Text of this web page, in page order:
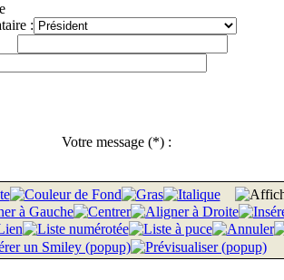
:
Votre message (*):